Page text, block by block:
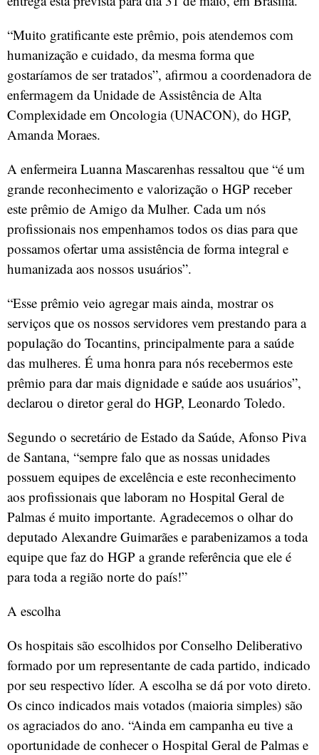
“Muito gratificante este prêmio, pois atendemos com
humanização e cuidado, da mesma forma que
gostaríamos de ser tratados”, afirmou a coordenadora de
enfermagem da Unidade de Assistência de Alta
Complexidade em Oncologia (UNACON), do HGP,
Amanda Moraes.
A enfermeira Luanna Mascarenhas ressaltou que “é um
grande reconhecimento e valorização o HGP receber
este prêmio de Amigo da Mulher. Cada um nós
profissionais nos empenhamos todos os dias para que
possamos ofertar uma assistência de forma integral e
humanizada aos nossos usuários”.
“Esse prêmio veio agregar mais ainda, mostrar os
serviços que os nossos servidores vem prestando para a
população do Tocantins, principalmente para a saúde
das mulheres. É uma honra para nós recebermos este
prêmio para dar mais dignidade e saúde aos usuários”,
declarou o diretor geral do HGP, Leonardo Toledo.
Segundo o secretário de Estado da Saúde, Afonso Piva
de Santana, “sempre falo que as nossas unidades
possuem equipes de excelência e este reconhecimento
aos profissionais que laboram no Hospital Geral de
Palmas é muito importante. Agradecemos o olhar do
deputado Alexandre Guimarães e parabenizamos a toda
equipe que faz do HGP a grande referência que ele é
para toda a região norte do país!”
A escolha
Os hospitais são escolhidos por Conselho Deliberativo
formado por um representante de cada partido, indicado
por seu respectivo líder. A escolha se dá por voto direto.
Os cinco indicados mais votados (maioria simples) são
os agraciados do ano. “Ainda em campanha eu tive a
oportunidade de conhecer o Hospital Geral de Palmas e